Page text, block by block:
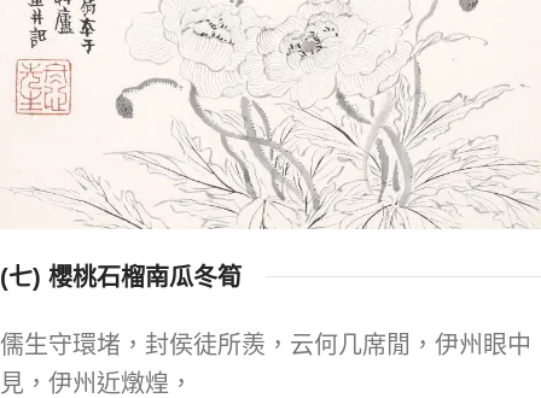
(七) 櫻桃石榴南瓜冬筍
儒生守環堵，封侯徒所羨，云何几席閒，伊州眼中
見，伊州近燉煌，